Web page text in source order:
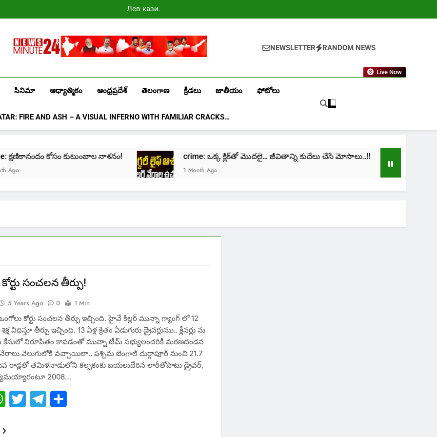
Лев казино
промокоды
Newsminute24
NEWSLETTER RANDOM NEWS
Live Now
సినిమా ఆధ్యాత్మికం ఆంధ్రప్రదేశ్ తెలంగాణ క్రీడలు జాతీయం ఫోటోలు
FIRE AND ASH – A VISUAL INFERNO WITH FAMILIAR CRACKS…
క్షణికానందం కోసం కుటుంబాల నాశనం! crime: ఒక్క క్లిక్‌తో మొదలై… జీవితాన్ని కుదేలు చేసే మోసాలు..!!
1 Month Ago
సంచలన తీర్పు!
5 Years Ago 0
1 Min
కోర్టు సంచలన తీర్పు ఇచ్చింది. హైవే కిల్లర్ మున్నా గ్యాంగ్ లో 12
విధిస్తూ తీర్పు ఇచ్చింది. 13 ఏళ్ల క్రితం ఏడుగురు డ్రైవర్లునుు.. క్లీనర్లు ను
నిరూపితం కావడంతో మున్నా టీమ్ సభ్యులందరికీ మరణదండన
వెలుగులోకి వచ్చాయిలా.. పశ్చిమ బెంగాల్‌ దుర్గాపూర్‌ నుంచి 21.7
రాడ్లతో తమిళనాడులోని కల్పకంకు బయలుదేరిన లారీతోపాటు డ్రైవర్,
2008…
WhatsApp
Twitter Telegram